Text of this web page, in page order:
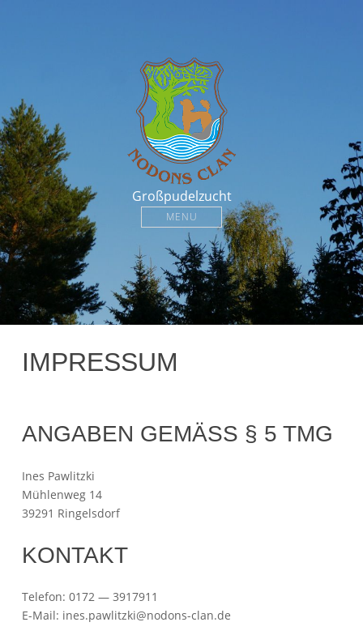
Großpudelzucht
MENU
IMPRESSUM
2015
ANGABEN GEMÄSS § 5 TMG
Ines Pawlitzki
Mühlenweg 14
39291 Ringelsdorf
KONTAKT
Telefon: 0172 — 3917911
E-Mail: ines.pawlitzki@nodons-clan.de